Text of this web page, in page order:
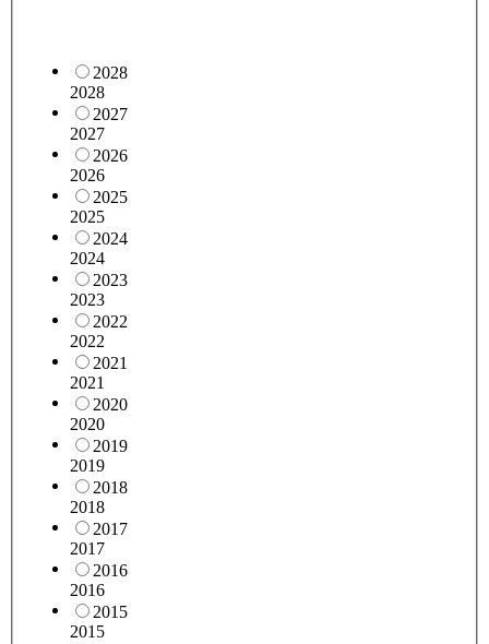
2028
2028
2027
2027
2026
2026
2025
2025
2024
2024
2023
2023
2022
2022
2021
2021
2020
2020
2019
2019
2018
2018
2017
2017
2016
2016
2015
2015